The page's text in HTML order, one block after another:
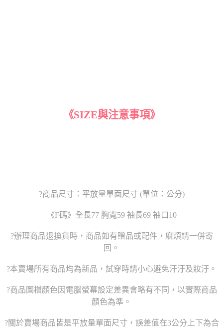
《SIZE與注意事項》
?商品尺寸：平放量單面尺寸 (單位：公分)
《F碼》全長77 胸寬59 袖長69 袖口10
?辦理商品退換貨時，商品如有贈品或配件，麻煩請一併寄
回。
?本賣場所有商品均為新品，試穿時請小心避免汗汙及妝汙。
?商品圖檔顏色因電腦螢幕設定差異會略有不同，以實際商品
顏色為準。
?關於賣場商品皆是平放量單面尺寸，誤差值在3公分上下為合